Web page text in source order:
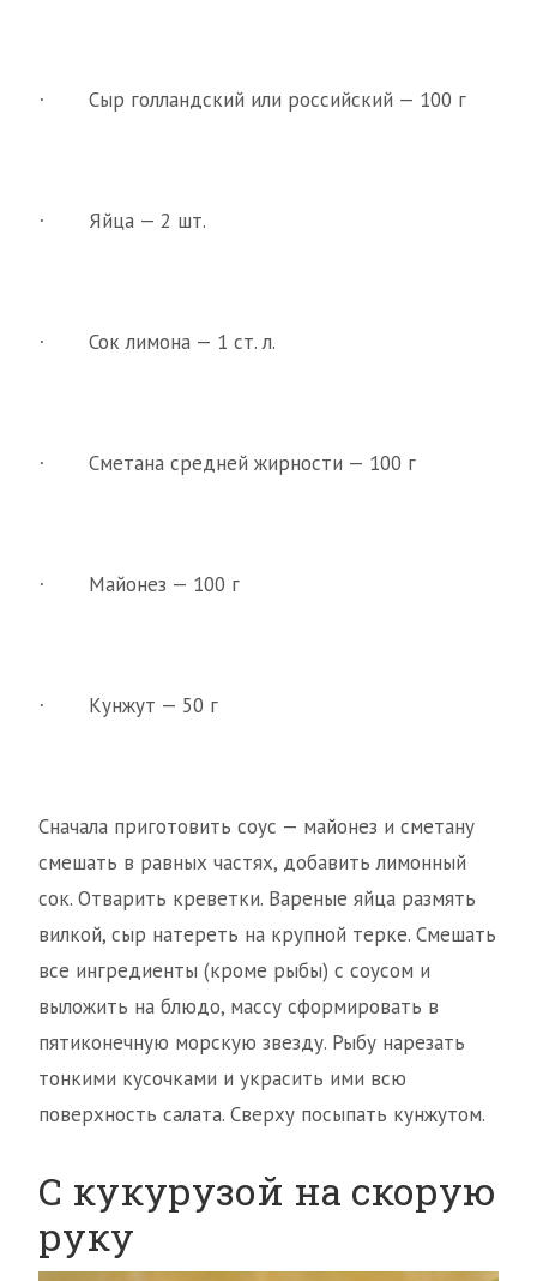
· Сыр голландский или российский — 100 г
· Яйца — 2 шт.
· Сок лимона — 1 ст. л.
· Сметана средней жирности — 100 г
· Майонез — 100 г
· Кунжут — 50 г
Сначала приготовить соус — майонез и сметану
смешать в равных частях, добавить лимонный
сок. Отварить креветки. Вареные яйца размять
вилкой, сыр натереть на крупной терке. Смешать
все ингредиенты (кроме рыбы) с соусом и
выложить на блюдо, массу сформировать в
пятиконечную морскую звезду. Рыбу нарезать
тонкими кусочками и украсить ими всю
поверхность салата. Сверху посыпать кунжутом.
С кукурузой на скорую
руку